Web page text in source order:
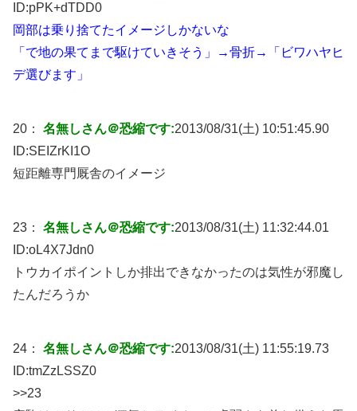
ID:pPK+dTDD0
岡部は乗り捨てたイメージしかないな
「で地の果てまで駆けていきそう」→骨折→「ビワハヤヒ
デ選びます」
20： 名無しさん＠恐縮です:2013/08/31(土) 10:51:45.90
ID:SEIZrKI1O
短距離専門厩舎のイメージ
23： 名無しさん＠恐縮です:2013/08/31(土) 11:32:44.01
ID:oL4X7Jdn0
トウカイポイントしか排出できなかったのは気性が邪魔し
たんだろうか
24： 名無しさん＠恐縮です:2013/08/31(土) 11:55:19.73
ID:tmZzLSSZ0
>>23